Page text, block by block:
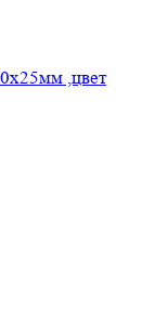
,цвет